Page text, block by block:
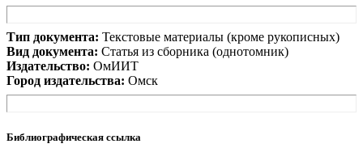
Тип документа: Текстовые материалы (кроме рукописных)
Вид документа: Статья из сборника (однотомник)
Издательство: ОмИИТ
Город издательства: Омск
Библиографическая ссылка